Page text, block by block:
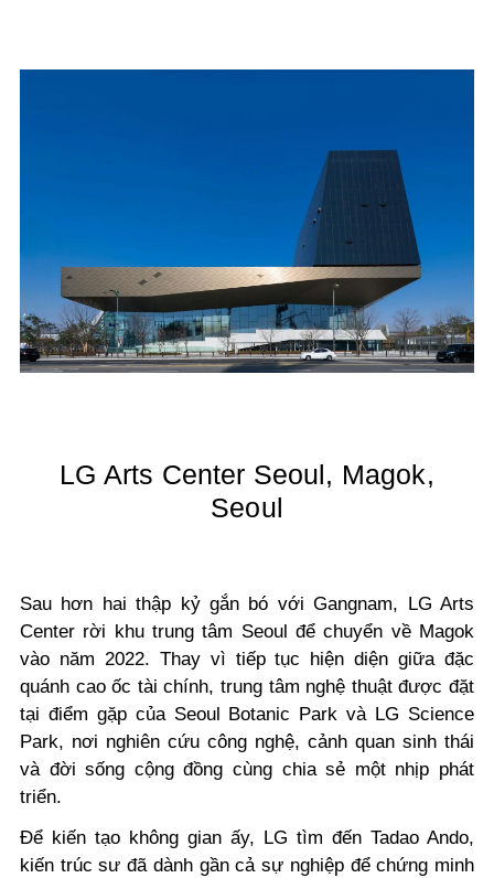
LG Arts Center Seoul, Magok,
Seoul
Sau hơn hai thập kỷ gắn bó với Gangnam, LG Arts
Center rời khu trung tâm Seoul để chuyển về Magok
vào năm 2022. Thay vì tiếp tục hiện diện giữa đặc
quánh cao ốc tài chính, trung tâm nghệ thuật được đặt
tại điểm gặp của Seoul Botanic Park và LG Science
Park, nơi nghiên cứu công nghệ, cảnh quan sinh thái
và đời sống cộng đồng cùng chia sẻ một nhịp phát
triển.
Để kiến tạo không gian ấy, LG tìm đến Tadao Ando,
kiến trúc sư đã dành gần cả sự nghiệp để chứng minh